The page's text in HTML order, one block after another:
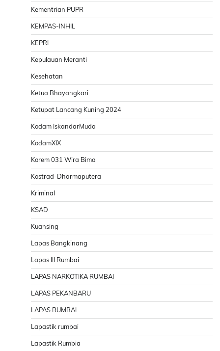
Kementrian PUPR
KEMPAS-INHIL
KEPRI
Kepulauan Meranti
Kesehatan
Ketua Bhayangkari
Ketupat Lancang Kuning 2024
Kodam IskandarMuda
KodamXIX
Korem 031 Wira Bima
Kostrad-Dharmaputera
Kriminal
KSAD
Kuansing
Lapas Bangkinang
Lapas III Rumbai
LAPAS NARKOTIKA RUMBAI
LAPAS PEKANBARU
LAPAS RUMBAI
Lapastik rumbai
Lapastik Rumbia